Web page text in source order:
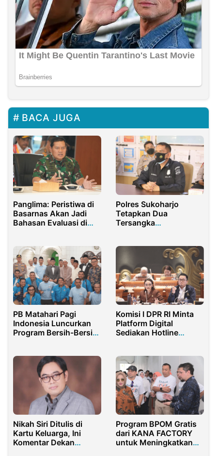
BACA JUGA
Panglima: Peristiwa di
Basarnas Akan Jadi
Bahasan Evaluasi di
Polres Sukoharjo
Tetapkan Dua
Tersangka
PB Matahari Pagi
Indonesia Luncurkan
Program Bersih-Bersih
Komisi I DPR RI Minta
Platform Digital
Sediakan Hotline
Nikah Siri Ditulis di
Kartu Keluarga, Ini
Komentar Dekan
Program BPOM Gratis
dari KANA FACTORY
untuk Meningkatkan